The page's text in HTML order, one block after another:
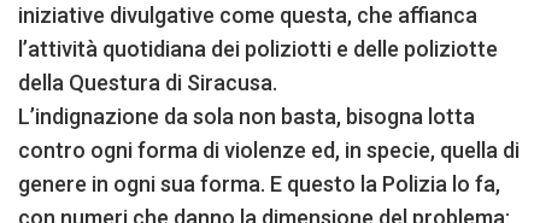
iniziative divulgative come questa, che affianca
l’attività quotidiana dei poliziotti e delle poliziotte
della Questura di Siracusa.
L’indignazione da sola non basta, bisogna lotta
contro ogni forma di violenze ed, in specie, quella di
genere in ogni sua forma. E questo la Polizia lo fa,
con numeri che danno la dimensione del problema: